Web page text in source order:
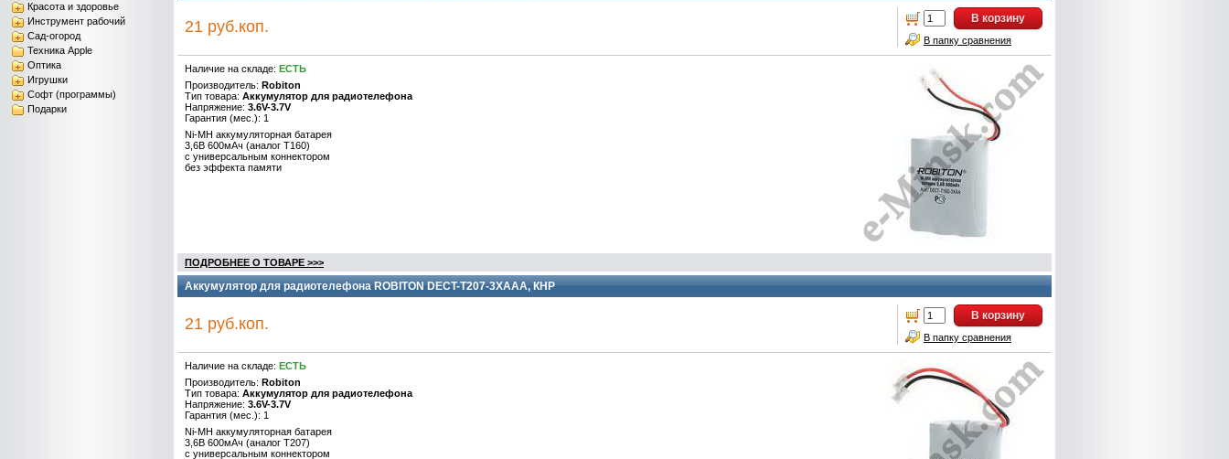
Красота и здоровье
Инструмент рабочий
Сад-огород
Техника Apple
Оптика
Игрушки
Софт (программы)
Подарки
21 руб.коп. В корзину
В папку сравнения
Наличие на складе: ЕСТЬ
Производитель: Robiton
Тип товара: Аккумулятор для радиотелефона
Напряжение: 3.6V-3.7V
Гарантия (мес.): 1
Ni-MH аккумуляторная батарея
3,6B 600мАч (аналог T160)
с универсальным коннектором
без эффекта памяти
ПОДРОБНЕЕ О ТОВАРЕ >>>
Аккумулятор для радиотелефона ROBITON DECT-T207-3XAAA, КНР
21 руб.коп. В корзину
В папку сравнения
Наличие на складе: ЕСТЬ
Производитель: Robiton
Тип товара: Аккумулятор для радиотелефона
Напряжение: 3.6V-3.7V
Гарантия (мес.): 1
Ni-MH аккумуляторная батарея
3,6B 600мАч (аналог Т207)
с универсальным коннектором